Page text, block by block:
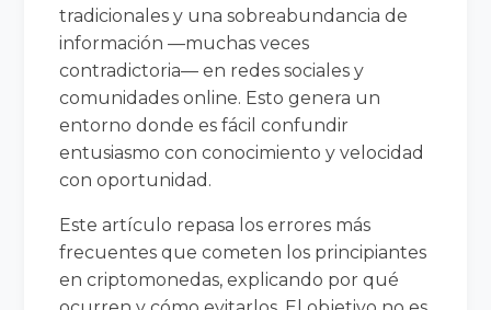
tradicionales y una sobreabundancia de
información —muchas veces
contradictoria— en redes sociales y
comunidades online. Esto genera un
entorno donde es fácil confundir
entusiasmo con conocimiento y velocidad
con oportunidad.
Este artículo repasa los errores más
frecuentes que cometen los principiantes
en criptomonedas, explicando por qué